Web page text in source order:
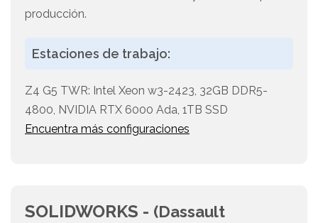
producción.
Estaciones de trabajo:
Z4 G5 TWR: Intel Xeon w3-2423, 32GB DDR5-
4800, NVIDIA RTX 6000 Ada, 1TB SSD
Encuentra más configuraciones
SOLIDWORKS - (Dassault